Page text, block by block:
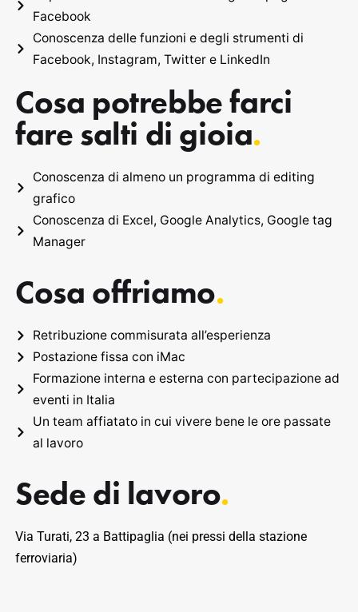
Facebook
Conoscenza delle funzioni e degli strumenti di
Facebook, Instagram, Twitter e LinkedIn
Cosa potrebbe farci
fare salti di gioia.
Conoscenza di almeno un programma di editing
grafico
Conoscenza di Excel, Google Analytics, Google tag
Manager
Cosa offriamo.
Retribuzione commisurata all’esperienza
Postazione fissa con iMac
Formazione interna e esterna con partecipazione ad
eventi in Italia
Un team affiatato in cui vivere bene le ore passate
al lavoro
Sede di lavoro.
Via Turati, 23 a Battipaglia (nei pressi della stazione
ferroviaria)